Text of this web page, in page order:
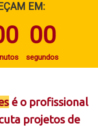
EM:
00
segundos
é o profissional
projetos de